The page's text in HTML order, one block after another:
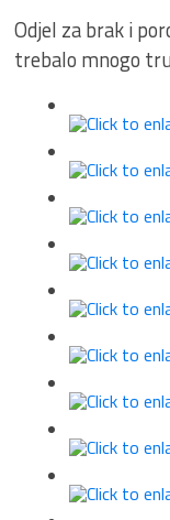
Odjel za brak i
trebalo mnogo